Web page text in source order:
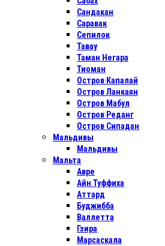
Сандакан
Саравак
Сепилок
Тавау
Таман Негара
Тиоман
Остров Капалай
Остров Ланкаян
Остров Мабул
Остров Реданг
Остров Сипадан
Мальдивы
Мальдивы
Мальта
Авре
Айн Туффиха
Аттард
Буджибба
Валлетта
Гзира
Марсаскала